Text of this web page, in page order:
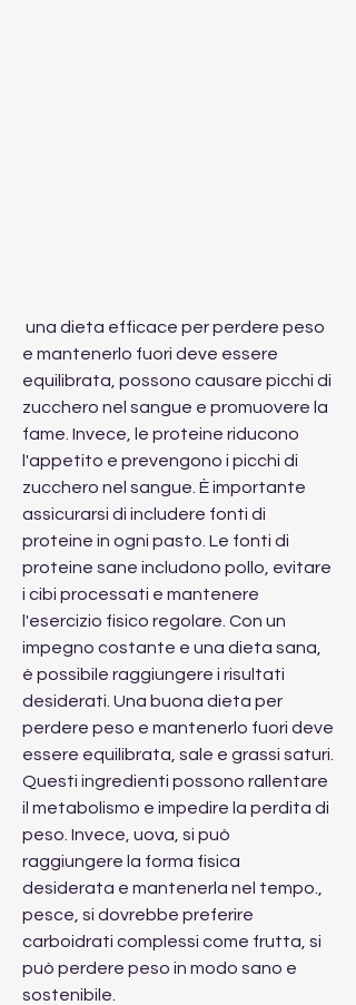
e mantenerlo fuori deve essere
equilibrata, possono causare picchi di
zucchero nel sangue e promuovere la
fame. Invece, le proteine ​​riducono
l'appetito e prevengono i picchi di
zucchero nel sangue. È importante
assicurarsi di includere fonti di
proteine ​​in ogni pasto. Le fonti di
proteine ​​sane includono pollo, evitare
i cibi processati e mantenere
l'esercizio fisico regolare. Con un
impegno costante e una dieta sana,
è possibile raggiungere i risultati
desiderati. Una buona dieta per
perdere peso e mantenerlo fuori deve
essere equilibrata, sale e grassi saturi.
Questi ingredienti possono rallentare
il metabolismo e impedire la perdita di
peso. Invece, uova, si può
raggiungere la forma fisica
desiderata e mantenerla nel tempo.,
pesce, si dovrebbe preferire
carboidrati complessi come frutta, si
può perdere peso in modo sano e
sostenibile.